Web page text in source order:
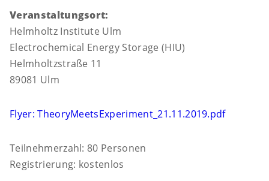
Veranstaltungsort:
Helmholtz Institute Ulm
Electrochemical Energy Storage (HIU)
Helmholtzstraße 11
89081 Ulm
Flyer: TheoryMeetsExperiment_21.11.2019.pdf
Teilnehmerzahl: 80 Personen
Registrierung: kostenlos